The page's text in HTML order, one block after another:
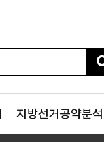
지방선거공약분석